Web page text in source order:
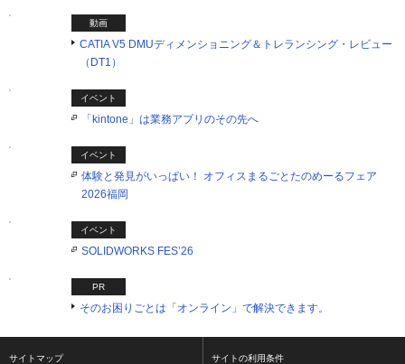
動画
CATIA V5 DMUディメンショニング＆トレランシング・レビュー
（DT1）
イベント
「kintone」は業務アプリのその先へ
イベント
体験と発見がいっぱい！ オフィスまるごとたのめーるフェア
2026福岡
イベント
SOLIDWORKS FES’26
PR
そのお困りごとは「オンライン」で解決できます。
サイトマップ サイトの利用条件